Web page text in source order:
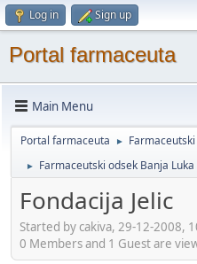
Log in Sign up
Portal farmaceuta
Main Menu
Portal farmaceuta ►
► Farmaceutski odsek Banja Luka
Fondacija Jelic
Started by cakiva, 29-12-2008,
0 Members and 1 Guest are